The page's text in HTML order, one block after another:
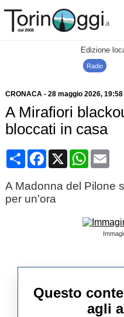
Edizione
Radio
CRONACA- 28 maggio 2026, 19:58
A Mirafiori
bloccati in casa
CondividiFacebook
X
A Madonna del Pilone
per un'ora
Questo
agli